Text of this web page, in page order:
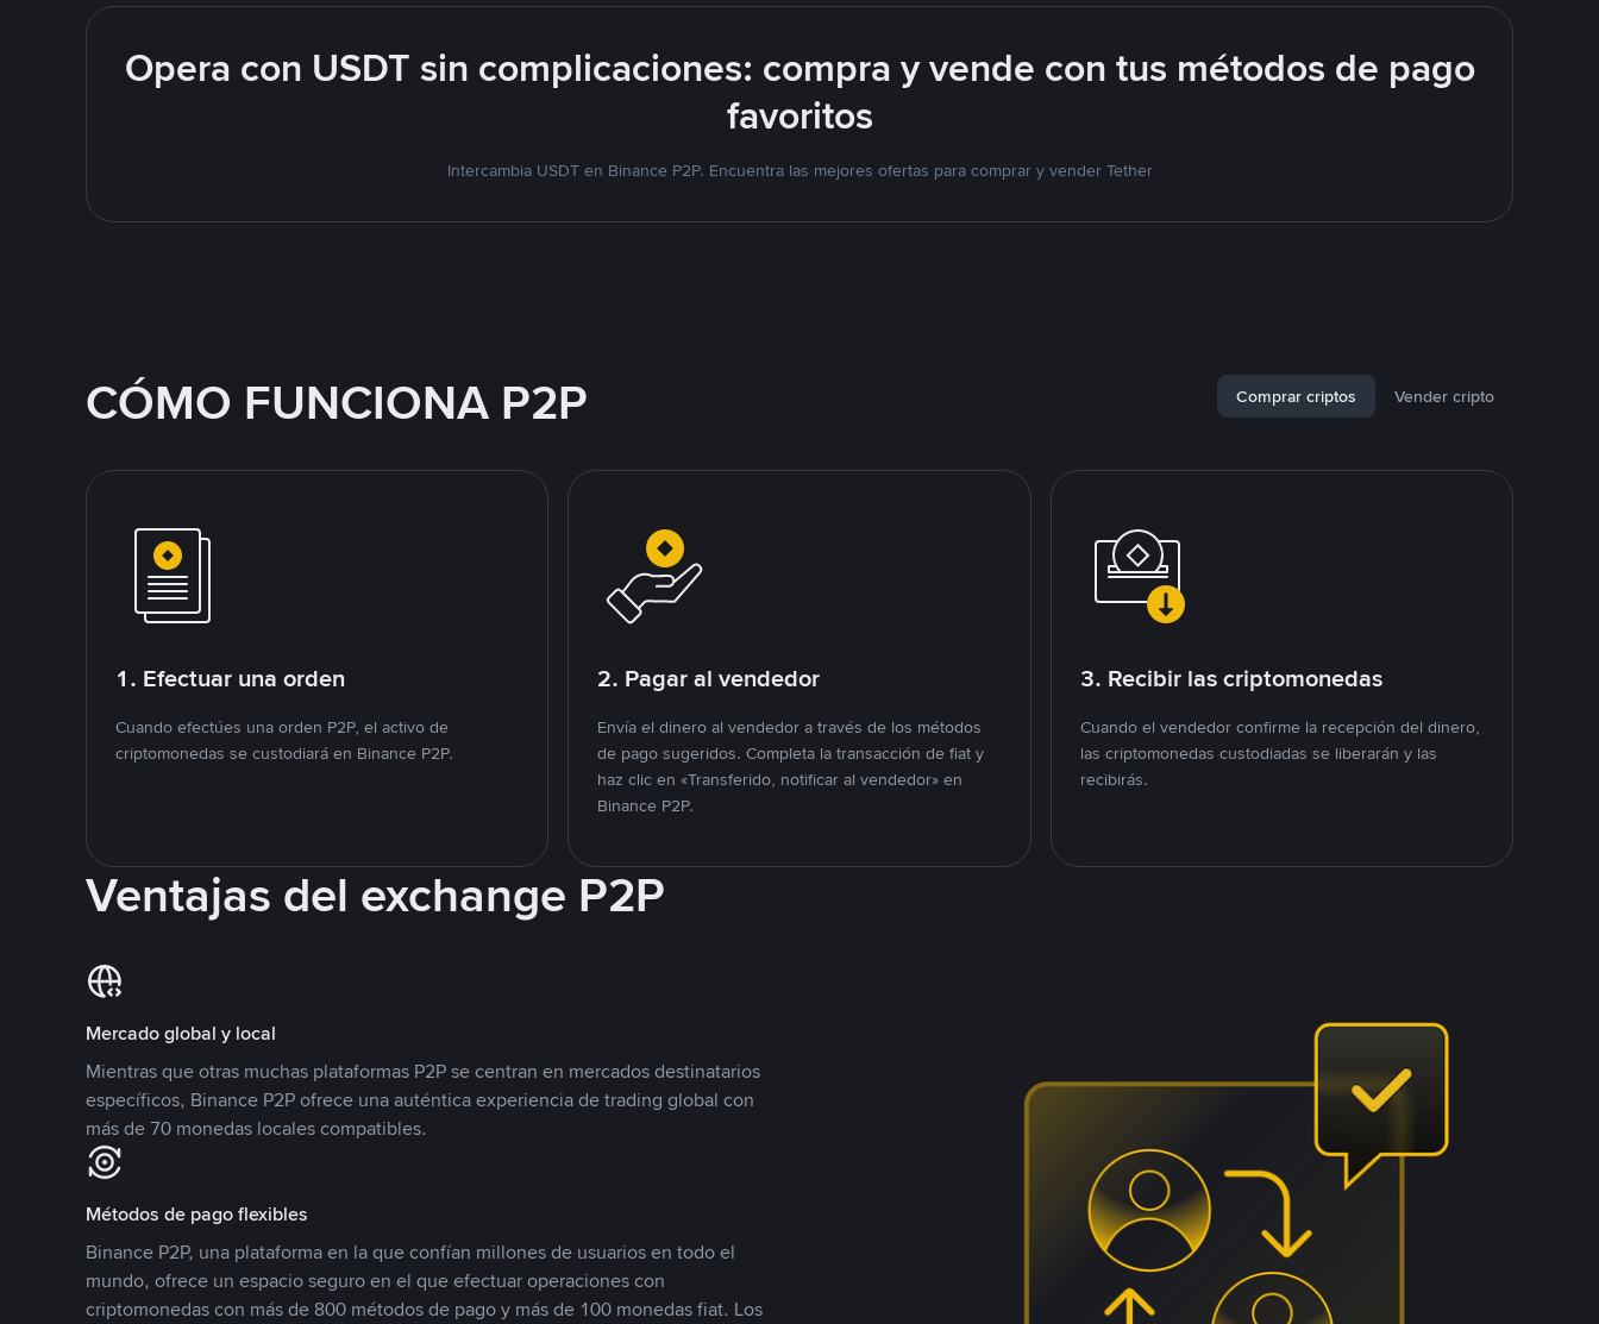
Opera con USDT sin complicaciones: compra y vende con tus métodos de pago
favoritos
Intercambia USDT en Binance P2P. Encuentra las mejores ofertas para comprar y vender Tether
CÓMO FUNCIONA P2P Comprar criptos Vender cripto
1. Efectuar una orden
Cuando efectúes una orden P2P, el activo de
criptomonedas se custodiará en Binance P2P.
2. Pagar al vendedor
Envía el dinero al vendedor a través de los métodos
de pago sugeridos. Completa la transacción de fiat y
haz clic en «Transferido, notificar al vendedor» en
Binance P2P.
3. Recibir las criptomonedas
Cuando el vendedor confirme la recepción del dinero,
las criptomonedas custodiadas se liberarán y las
recibirás.
Ventajas del exchange P2P
Mercado global y local
Mientras que otras muchas plataformas P2P se centran en mercados destinatarios
específicos, Binance P2P ofrece una auténtica experiencia de trading global con
más de 70 monedas locales compatibles.
Métodos de pago flexibles
Binance P2P, una plataforma en la que confían millones de usuarios en todo el
mundo, ofrece un espacio seguro en el que efectuar operaciones con
criptomonedas con más de 800 métodos de pago y más de 100 monedas fiat. Los